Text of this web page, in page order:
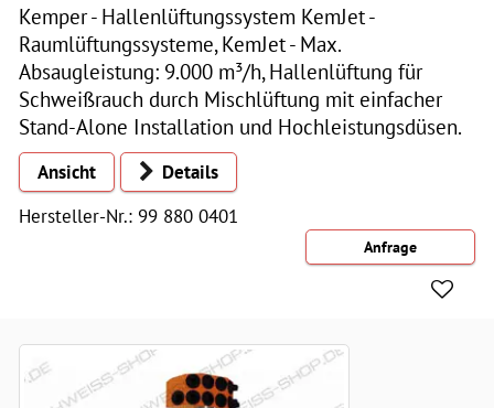
Kemper - Hallenlüftungssystem KemJet -
Raumlüftungssysteme, KemJet - Max.
Absaugleistung: 9.000 m³/h, Hallenlüftung für
Schweißrauch durch Mischlüftung mit einfacher
Stand-Alone Installation und Hochleistungsdüsen.
Ansicht
Details
Hersteller-Nr.: 99 880 0401